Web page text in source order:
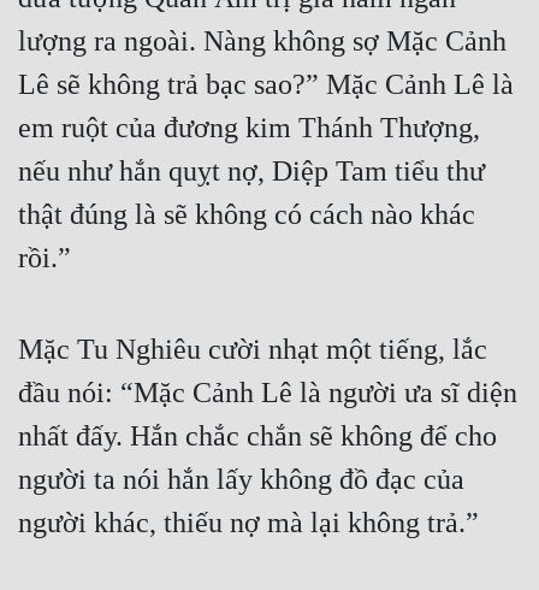
Ngược
Nữ Cường
Nữ Phụ
Phong Thủy - Tâm Linh
Quan Trường
Quân Sự
Sảng Văn
Sắc
Sủng
lượng ra ngoài. Nàng không sợ Mặc Cảnh
Lê sẽ không trả bạc sao?” Mặc Cảnh Lê là
em ruột của đương kim Thánh Thượng,
nếu như hắn quỵt nợ, Diệp Tam tiểu thư
thật đúng là sẽ không có cách nào khác
rồi.”
Mặc Tu Nghiêu cười nhạt một tiếng, lắc
đầu nói: “Mặc Cảnh Lê là người ưa sĩ diện
nhất đấy. Hắn chắc chắn sẽ không để cho
người ta nói hắn lấy không đồ đạc của
người khác, thiếu nợ mà lại không trả.”